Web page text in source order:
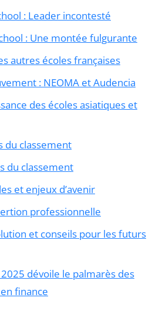
: Leader incontesté
: Une montée fulgurante
autres écoles françaises
: NEOMA et Audencia
des écoles asiatiques et
du classement
du classement
et enjeux d’avenir
professionnelle
et conseils pour les futurs
dévoile le palmarès des
finance